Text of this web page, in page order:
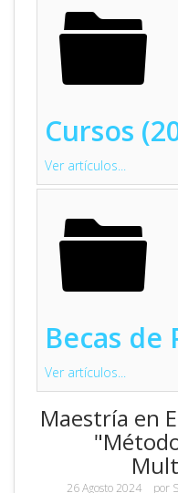
Cursos
Ver artículos...
Becas de
Ver artículos...
Maestría en
26 Agosto 2024 por